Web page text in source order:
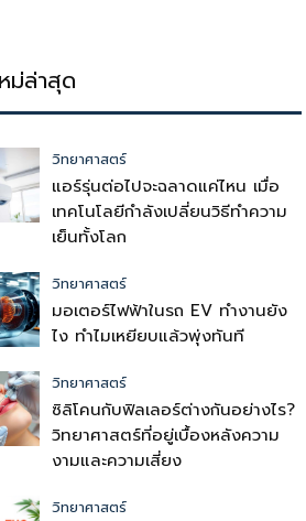
ม่ล่าสุด
วิทยาศาสตร์
แอร์รุ่นต่อไปจะฉลาดแค่ไหน เมื่อ
เทคโนโลยีกำลังเปลี่ยนวิธีทำความ
เย็นทั้งโลก
วิทยาศาสตร์
มอเตอร์ไฟฟ้าในรถ EV ทำงานยัง
ไง ทำไมเหยียบแล้วพุ่งทันที
วิทยาศาสตร์
ซิลิโคนกับฟิลเลอร์ต่างกันอย่างไร?
วิทยาศาสตร์ที่อยู่เบื้องหลังความ
งามและความเสี่ยง
วิทยาศาสตร์